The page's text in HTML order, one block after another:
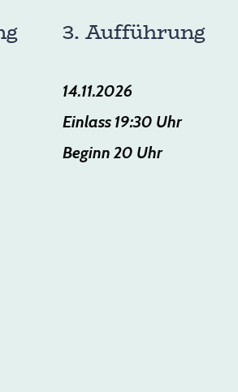
3. Aufführung
14.11.2026
Einlass 19:30 Uhr
Beginn 20 Uhr